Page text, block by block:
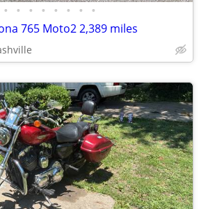
• • • • • • • •
765 Moto2 2,389 miles